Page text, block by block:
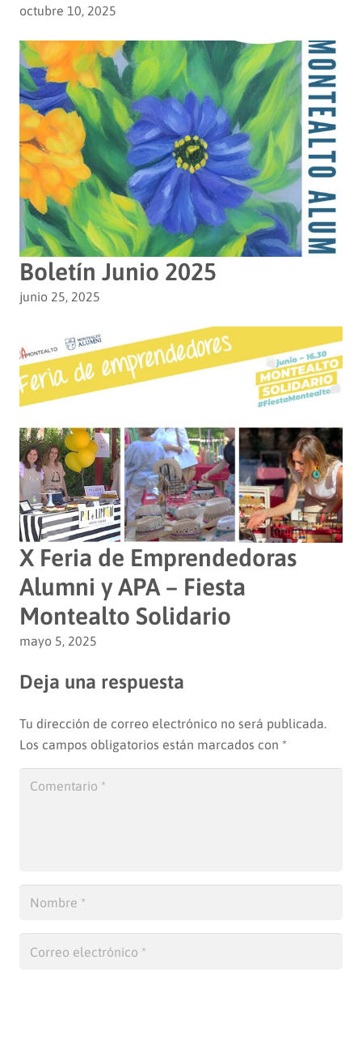
octubre 10, 2025
Boletín Junio 2025
junio 25, 2025
X Feria de Emprendedoras
Alumni y APA – Fiesta
Montealto Solidario
mayo 5, 2025
Deja una respuesta
Tu dirección de correo electrónico no será publicada.
Los campos obligatorios están marcados con *